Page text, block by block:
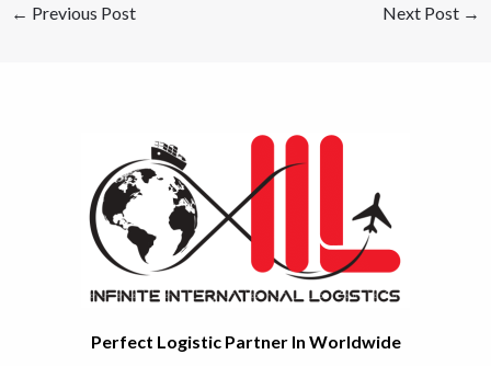
← Previous Post Next Post →
Perfect Logistic Partner In Worldwide